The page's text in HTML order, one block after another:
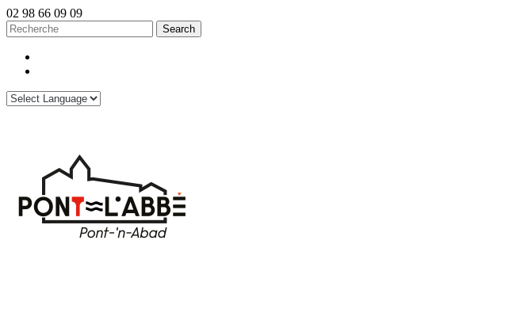
02 98 66 09 09